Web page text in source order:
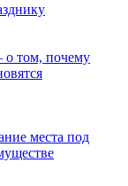
о том, почему
места под